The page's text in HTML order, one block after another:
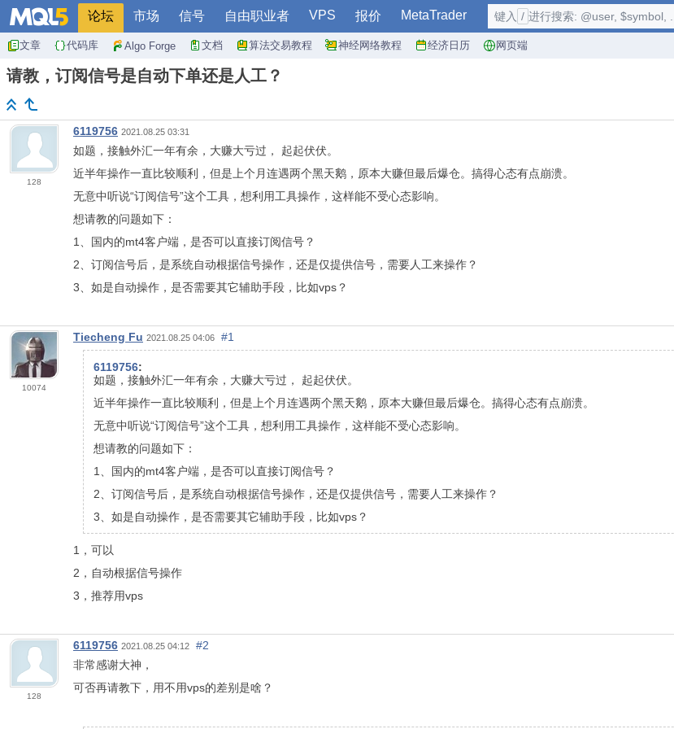
论坛 市场 信号 自由职业者 VPS 报价 MetaTrader
文章 代码库 Algo Forge 文档 算法交易教程 神经网络教程 经济日历 网页端
键入 / 进行搜索: @user, $symbol, ...
请教，订阅信号是自动下单还是人工？
128
6119756 2021.08.25 03:31
如题，接触外汇一年有余，大赚大亏过， 起起伏伏。
近半年操作一直比较顺利，但是上个月连遇两个黑天鹅，原本大赚但最后爆仓。搞得心态有点崩溃。
无意中听说“订阅信号”这个工具，想利用工具操作，这样能不受心态影响。
想请教的问题如下：
1、国内的mt4客户端，是否可以直接订阅信号？
2、订阅信号后，是系统自动根据信号操作，还是仅提供信号，需要人工来操作？
3、如是自动操作，是否需要其它辅助手段，比如vps？
10074
Tiecheng Fu 2021.08.25 04:06 #1
6119756:
如题，接触外汇一年有余，大赚大亏过， 起起伏伏。
近半年操作一直比较顺利，但是上个月连遇两个黑天鹅，原本大赚但最后爆仓。搞得心态有点崩溃。
无意中听说“订阅信号”这个工具，想利用工具操作，这样能不受心态影响。
想请教的问题如下：
1、国内的mt4客户端，是否可以直接订阅信号？
2、订阅信号后，是系统自动根据信号操作，还是仅提供信号，需要人工来操作？
3、如是自动操作，是否需要其它辅助手段，比如vps？
1，可以
2，自动根据信号操作
3，推荐用vps
128
6119756 2021.08.25 04:12
#2
非常感谢大神，
可否再请教下，用不用vps的差别是啥？